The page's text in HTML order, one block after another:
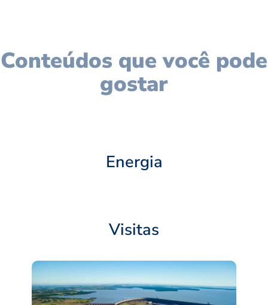
Conteúdos que você pode
gostar
Energia
Visitas